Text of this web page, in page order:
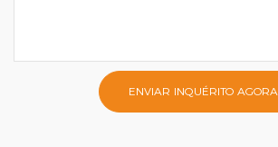
ENVIAR INQUÉRITO AGORA